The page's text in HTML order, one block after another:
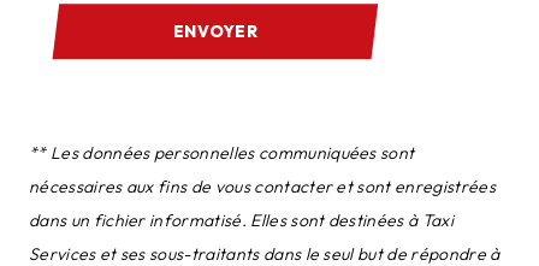
ENVOYER
** Les données personnelles communiquées sont
nécessaires aux fins de vous contacter et sont enregistrées
dans un fichier informatisé. Elles sont destinées à Taxi
Services et ses sous-traitants dans le seul but de répondre à